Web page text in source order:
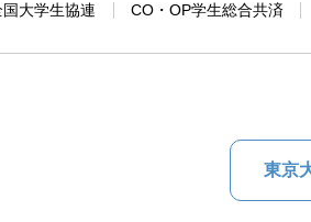
国大学生協連 CO・OP学生総合共済
東京